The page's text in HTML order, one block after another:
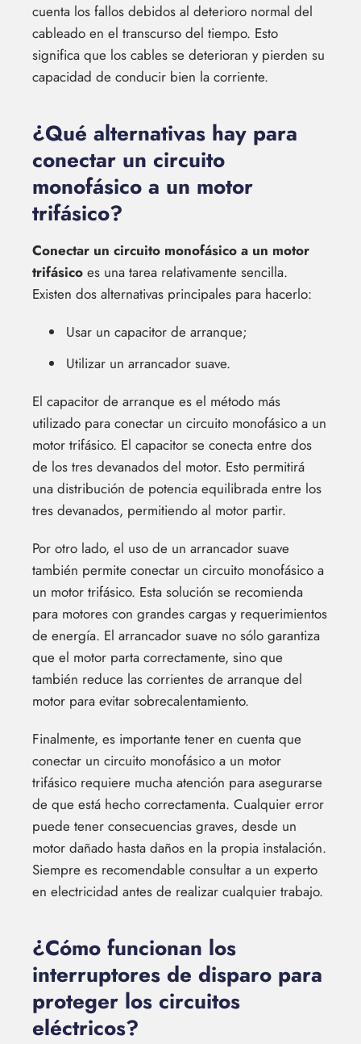
cuenta los fallos debidos al deterioro normal del
cableado en el transcurso del tiempo. Esto
significa que los cables se deterioran y pierden su
capacidad de conducir bien la corriente.
¿Qué alternativas hay para
conectar un circuito
monofásico a un motor
trifásico?
Conectar un circuito monofásico a un motor
trifásico es una tarea relativamente sencilla.
Existen dos alternativas principales para hacerlo:
Usar un capacitor de arranque;
Utilizar un arrancador suave.
El capacitor de arranque es el método más
utilizado para conectar un circuito monofásico a un
motor trifásico. El capacitor se conecta entre dos
de los tres devanados del motor. Esto permitirá
una distribución de potencia equilibrada entre los
tres devanados, permitiendo al motor partir.
Por otro lado, el uso de un arrancador suave
también permite conectar un circuito monofásico a
un motor trifásico. Esta solución se recomienda
para motores con grandes cargas y requerimientos
de energía. El arrancador suave no sólo garantiza
que el motor parta correctamente, sino que
también reduce las corrientes de arranque del
motor para evitar sobrecalentamiento.
Finalmente, es importante tener en cuenta que
conectar un circuito monofásico a un motor
trifásico requiere mucha atención para asegurarse
de que está hecho correctamenta. Cualquier error
puede tener consecuencias graves, desde un
motor dañado hasta daños en la propia instalación.
Siempre es recomendable consultar a un experto
en electricidad antes de realizar cualquier trabajo.
¿Cómo funcionan los
interruptores de disparo para
proteger los circuitos
eléctricos?